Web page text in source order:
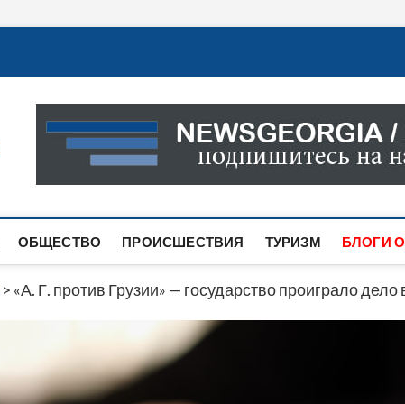
Новости Грузии
САМАЯ АКТУАЛЬНАЯ ИНФОРМАЦИЯ О СОБЫТИЯХ
САЙТЕ ВЫ НАЙДЕТЕ НОВОСТИ ПОЛИТИКИ,
ОБЩЕСТВО ПРОИСШЕСТВИЯ ТУРИЗМ БЛОГИ
> «А. Г. против Грузии» — государство проиграло дело